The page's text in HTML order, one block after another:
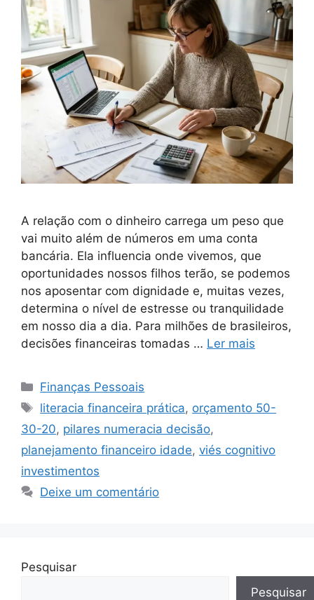
A relação com o dinheiro carrega um peso que
vai muito além de números em uma conta
bancária. Ela influencia onde vivemos, que
oportunidades nossos filhos terão, se podemos
nos aposentar com dignidade e, muitas vezes,
determina o nível de estresse ou tranquilidade
em nosso dia a dia. Para milhões de brasileiros,
decisões financeiras tomadas … Ler mais
Categorias
Finanças Pessoais
Tags
literacia financeira prática, orçamento 50-
30-20, pilares numeracia decisão,
planejamento financeiro idade, viés cognitivo
investimentos
Deixe um comentário
Pesquisar
Pesquisar